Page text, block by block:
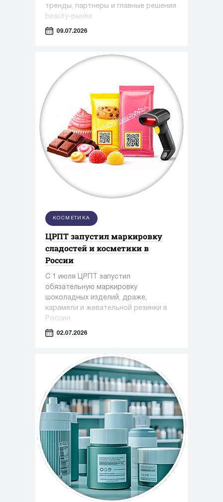
тренды, партнеры и главные решения
beauty-рынка
09.07.2026
КОСМЕТИКА
ЦРПТ запустил маркировку
сладостей и косметики в
России
С 1 июля ЦРПТ запустил
обязательную маркировку
шоколадных изделий, драже,
карамели и жевательной резинки в
России.
02.07.2026